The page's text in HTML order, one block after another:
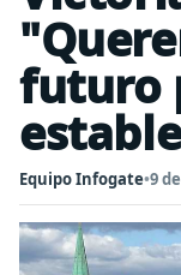
futuro
Equipo Infogate•9